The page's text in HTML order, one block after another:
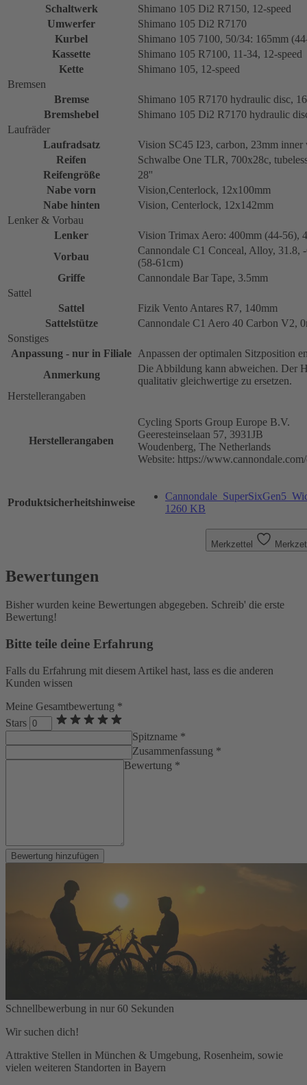
Schaltwerk
Shimano 105 Di2 R7150, 12-speed
Umwerfer
Shimano 105 Di2 R7170
Kurbel
Shimano 105 7100, 50/34: 165mm
Kassette
Shimano 105 R7100, 11-34, 12-speed
Kette
Shimano 105, 12-speed
Bremsen
Bremse
Shimano 105 R7170 hydraulic disc,
Bremshebel
Shimano 105 Di2 R7170 hydraulic
Laufräder
Laufradsatz
Vision SC45 I23, carbon, 23mm inner
Reifen
Schwalbe One TLR, 700x28c,
Reifengröße
28''
Nabe vorn
Vision,Centerlock, 12x100mm
Nabe hinten
Vision, Centerlock, 12x142mm
Lenker & Vorbau
Lenker
Vision Trimax Aero: 400mm (44-56),
Vorbau
Cannondale C1 Conceal, Alloy, 31.8,
(58-61cm)
Griffe
Cannondale Bar Tape, 3.5mm
Sattel
Sattel
Fizik Vento Antares R7, 140mm
Sattelstütze
Cannondale C1 Aero 40 Carbon V2,
Sonstiges
Anpassung - nur in Filiale Anpassen der optimalen Sitzposition
Anmerkung
Die Abbildung kann abweichen. Der
qualitativ gleichwertige zu ersetzen.
Herstellerangaben
Herstellerangaben
Cycling Sports Group Europe B.V.
Geeresteinselaan 57, 3931JB
Woudenberg, The Netherlands
Website: https://
Produktsicherheitshinweise
1260 KB
Merkzettel
Bewertungen
Bisher wurden keine Bewertungen abgegeben. Schreib' die erste
Bewertung!
Bitte teile deine Erfahrung
Falls du Erfahrung mit diesem Artikel hast, lass es die anderen
Kunden wissen
Meine Gesamtbewertung *
Stars
Spitzname *
Zusammenfassung *
Bewertung *
Bewertung hinzufügen
Schnellbewerbung in nur 60 Sekunden
Wir suchen dich!
Attraktive Stellen in München & Umgebung, Rosenheim, sowie
vielen weiteren Standorten in Bayern